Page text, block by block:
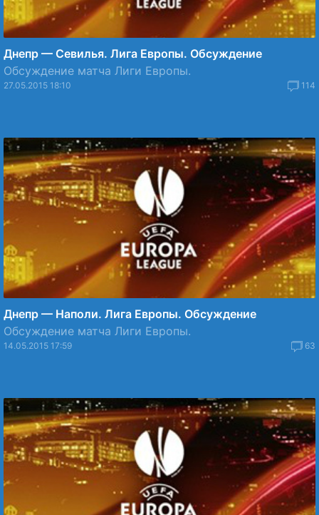
Днепр — Севилья. Лига Европы. Обсуждение
Обсуждение матча Лиги Европы.
27.05.2015 18:10 114
Днепр — Наполи. Лига Европы. Обсуждение
Обсуждение матча Лиги Европы.
14.05.2015 17:59 63